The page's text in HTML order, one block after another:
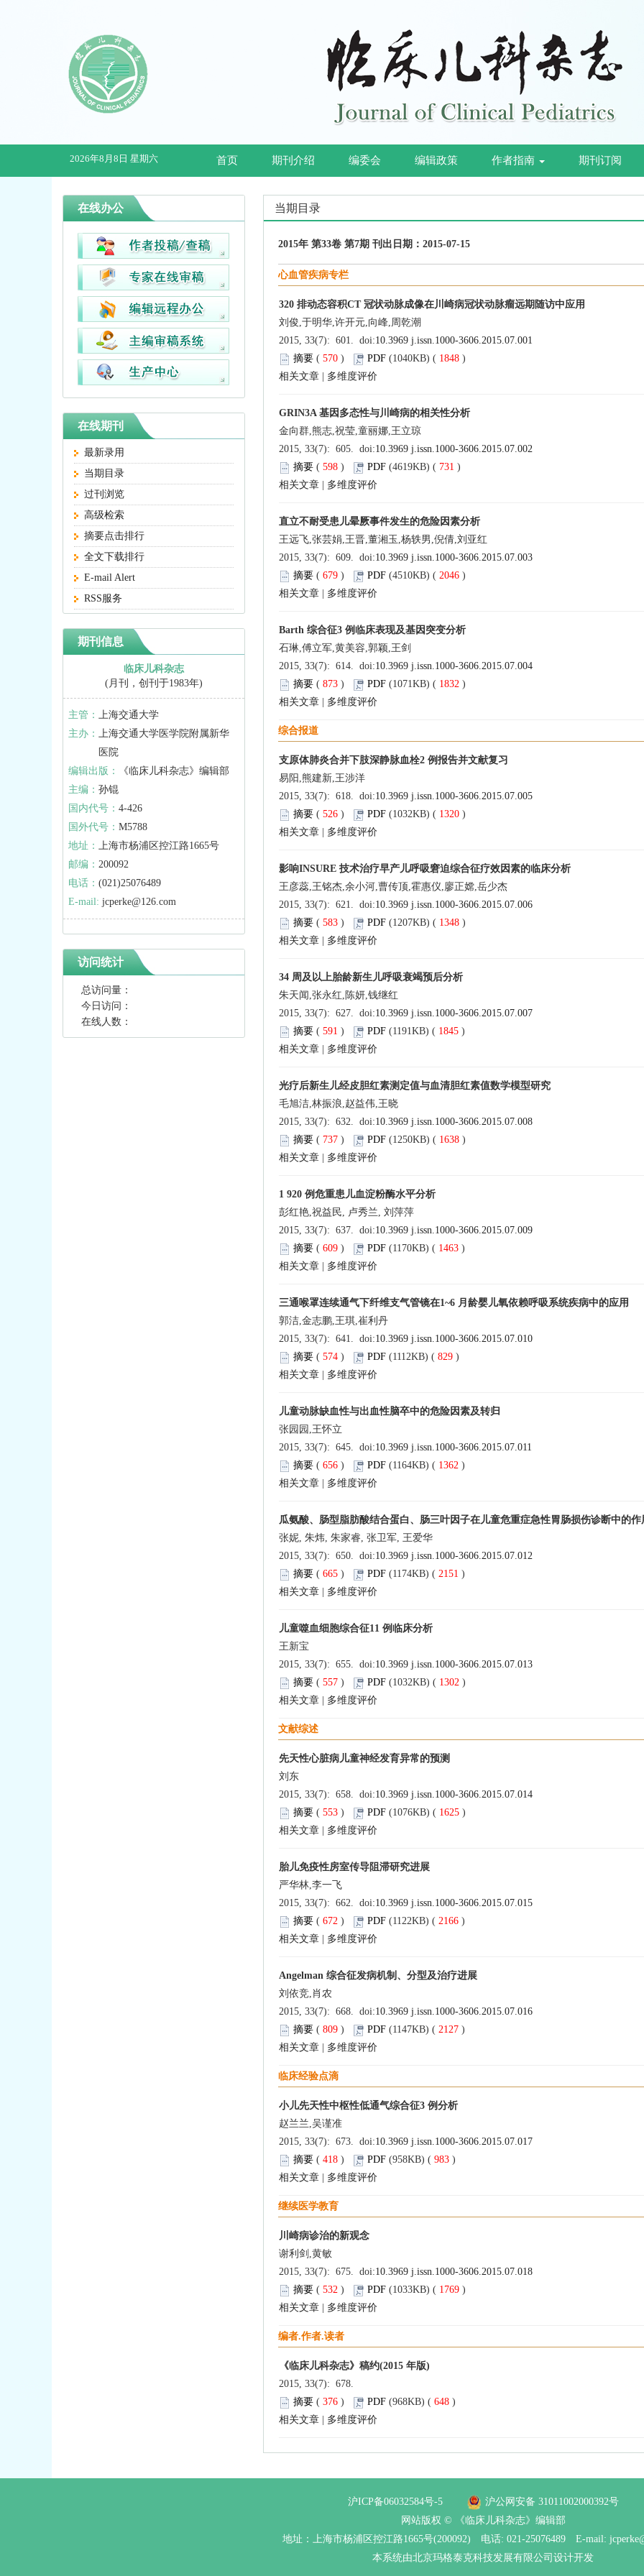
2026年8月8日 星期六 首页 期刊介绍 编委会 编辑政策 作者指南 期刊订阅
在线办公
在线期刊
最新录用
当期目录
过刊浏览
高级检索
摘要点击排行
全文下载排行
E-mail Alert
RSS服务
期刊信息
临床儿科杂志
(月刊，创刊于1983年)
主管： 上海交通大学
主办： 上海交通大学医学院附属新华
医院
编辑出版：
《临床儿科杂志》编辑部
主编： 孙锟
国内代号： 4-426
国外代号： M5788
地址： 上海市杨浦区控江路1665号
邮编： 200092
电话： (021)25076489
E-mail: jcperke@126.com
访问统计
总访问量：
今日访问：
在线人数：
当期目录
2015年 第33卷 第7期 刊出日期：2015-07-15
心血管疾病专栏
320 排动态容积CT 冠状动脉成像在川崎病冠状动脉瘤远期随访中应用
刘俊,于明华,许开元,向峰,周乾潮
2015, 33(7): 601. doi:10.3969 j.issn.1000-3606.2015.07.001
摘要 (570 ) PDF (1040KB) ( 1848)
相关文章
多维度评价
GRIN3A 基因多态性与川崎病的相关性分析
金向群,熊志,祝莹,童丽娜,王立琼
2015, 33(7): 605. doi:10.3969 j.issn.1000-3606.2015.07.002
摘要 (598 ) PDF (4619KB) ( 731)
相关文章
多维度评价
直立不耐受患儿晕厥事件发生的危险因素分析
王远飞,张芸娟,王晋,董湘玉,杨轶男,倪倩,刘亚红
2015, 33(7): 609. doi:10.3969 j.issn.1000-3606.2015.07.003
摘要 (679 ) PDF (4510KB) ( 2046)
相关文章
多维度评价
Barth 综合征3 例临床表现及基因突变分析
石琳,傅立军,黄美容,郭颖,王剑
2015, 33(7): 614. doi:10.3969 j.issn.1000-3606.2015.07.004
摘要 (873 ) PDF (1071KB) ( 1832)
相关文章
多维度评价
综合报道
支原体肺炎合并下肢深静脉血栓2 例报告并文献复习
易阳,熊建新,王涉洋
2015, 33(7): 618. doi:10.3969 j.issn.1000-3606.2015.07.005
摘要 (526 ) PDF (1032KB) ( 1320)
相关文章
多维度评价
影响INSURE 技术治疗早产儿呼吸窘迫综合征疗效因素的临床分析
王彦蕊,王铭杰,余小河,曹传顶,霍惠仪,廖正嫦,岳少杰
2015, 33(7): 621. doi:10.3969 j.issn.1000-3606.2015.07.006
摘要 (583 ) PDF (1207KB) ( 1348)
相关文章
多维度评价
34 周及以上胎龄新生儿呼吸衰竭预后分析
朱天闻,张永红,陈妍,钱继红
2015, 33(7): 627. doi:10.3969 j.issn.1000-3606.2015.07.007
摘要 (591 ) PDF (1191KB) ( 1845)
相关文章
多维度评价
光疗后新生儿经皮胆红素测定值与血清胆红素值数学模型研究
毛旭洁,林振浪,赵益伟,王晓
2015, 33(7): 632. doi:10.3969 j.issn.1000-3606.2015.07.008
摘要 ( 737 ) PDF (1250KB) ( 1638)
相关文章
多维度评价
1 920 例危重患儿血淀粉酶水平分析
彭红艳,祝益民, 卢秀兰, 刘萍萍
2015, 33(7): 637. doi:10.3969 j.issn.1000-3606.2015.07.009
摘要 (609 ) PDF (1170KB) ( 1463)
相关文章
多维度评价
三通喉罩连续通气下纤维支气管镜在1~6 月龄婴儿氧依赖呼吸系统疾病中的应用
郭洁,金志鹏,王琪,崔利丹
2015, 33(7): 641. doi:10.3969 j.issn.1000-3606.2015.07.010
摘要 (574 ) PDF (1112KB) ( 829)
相关文章
多维度评价
儿童动脉缺血性与出血性脑卒中的危险因素及转归
张园园,王怀立
2015, 33(7): 645. doi:10.3969 j.issn.1000-3606.2015.07.011
摘要 (656 ) PDF (1164KB) ( 1362)
相关文章
多维度评价
瓜氨酸、肠型脂肪酸结合蛋白、肠三叶因子在儿童危重症急性胃肠损伤诊断中的作
张妮, 朱炜, 朱家睿, 张卫军, 王爱华
2015, 33(7): 650. doi:10.3969 j.issn.1000-3606.2015.07.012
摘要 (665 ) PDF (1174KB) ( 2151)
相关文章
多维度评价
儿童噬血细胞综合征11 例临床分析
王新宝
2015, 33(7): 655. doi:10.3969 j.issn.1000-3606.2015.07.013
摘要 (557 ) PDF (1032KB) ( 1302)
相关文章
多维度评价
文献综述
先天性心脏病儿童神经发育异常的预测
刘东
2015, 33(7): 658. doi:10.3969 j.issn.1000-3606.2015.07.014
摘要 (553 ) PDF (1076KB) ( 1625)
相关文章
多维度评价
胎儿免疫性房室传导阻滞研究进展
严华林,李一飞
2015, 33(7): 662. doi:10.3969 j.issn.1000-3606.2015.07.015
摘要 (672 ) PDF (1122KB) ( 2166)
相关文章
多维度评价
Angelman 综合征发病机制、分型及治疗进展
刘依竞,肖农
2015, 33(7): 668. doi:10.3969 j.issn.1000-3606.2015.07.016
摘要 (809 ) PDF (1147KB) ( 2127)
相关文章
多维度评价
临床经验点滴
小儿先天性中枢性低通气综合征3 例分析
赵兰兰,吴谨准
2015, 33(7): 673. doi:10.3969 j.issn.1000-3606.2015.07.017
摘要 (418 ) PDF (958KB) ( 983)
相关文章
多维度评价
继续医学教育
川崎病诊治的新观念
谢利剑,黄敏
2015, 33(7): 675. doi:10.3969 j.issn.1000-3606.2015.07.018
摘要 (532 ) PDF (1033KB) ( 1769)
相关文章
多维度评价
编者.作者.读者
《临床儿科杂志》稿约(2015 年版)
2015, 33(7): 678.
摘要 (376 ) PDF (968KB) ( 648)
相关文章
多维度评价
沪ICP备06032584号-5
沪公网安备 31011002000392号
网站版权 © 《临床儿科杂志》编辑部
地址：上海市杨浦区控江路1665号(200092) 电话: 021-25076489 E-mail:
本系统由北京玛格泰克科技发展有限公司 设计开发